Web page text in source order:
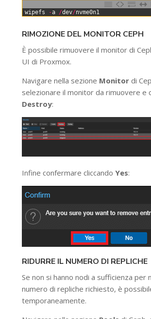
wipefs -a /dev/nvme0n1
RIMOZIONE DEL MONITOR CEPH
È possibile rimuovere il monitor di
UI di Proxmox.
Navigare nella sezione Monitordi
selezionare il monitor da rimuovere e
Destroy:
Infine confermare cliccando Yes:
RIDURRE IL NUMERO DI REPLICHE
Se non si hanno nodi a sufficienza per
numero di repliche richiesto, è
temporaneamente.